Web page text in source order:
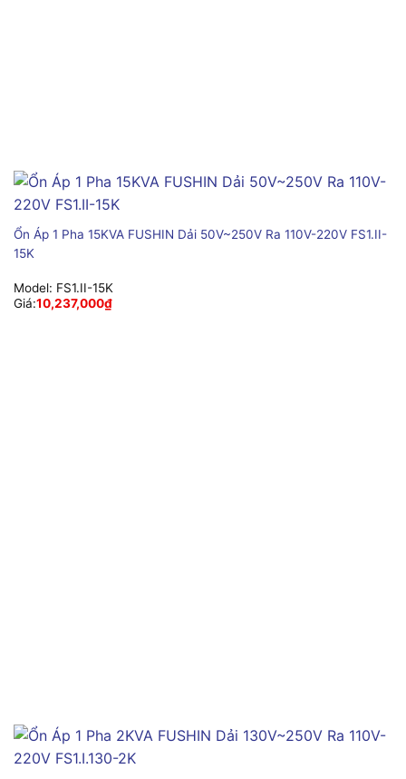
Ổn Áp 1 Pha 15KVA FUSHIN Dải 50V~250V Ra 110V-220V FS1.II-
15K
Model: FS1.II-15K
Giá:10,237,000₫